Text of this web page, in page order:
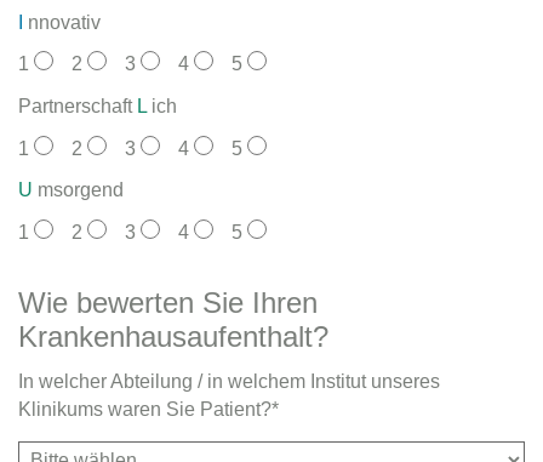
nnovativ
1 2 3 4 5
Partnerschaft L ich
1 2 3 4 5
U msorgend
1 2 3 4 5
Wie bewerten Sie Ihren
Krankenhausaufenthalt?
In welcher Abteilung / in welchem Institut unseres
Klinikums waren Sie Patient?*